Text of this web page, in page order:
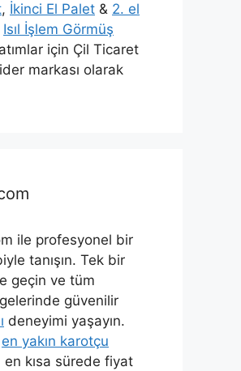
, İkinci El Palet & 2. el
Isıl İşlem Görmüş
için Çil Ticaret
markası olarak
ile profesyonel bir
tanışın. Tek bir
geçin ve tüm
güvenilir
deneyimi yaşayın.
en yakın karotçu
en kısa sürede fiyat